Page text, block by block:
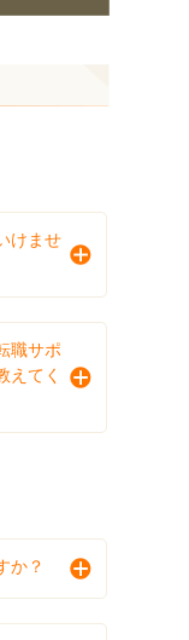
けませ
職サポ
えてく
か？